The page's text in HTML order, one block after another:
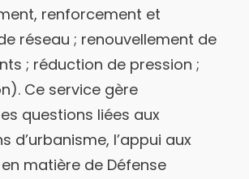
renforcement et
réseau ; renouvellement de
; réduction de pression ;
Ce service gère
questions liées aux
d’urbanisme, l’appui aux
matière de Défense